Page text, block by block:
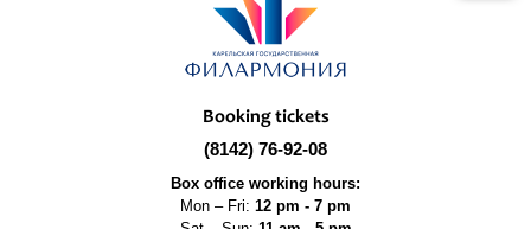
Booking tickets
(8142) 76-92-08
Box office working hours:
Mon – Fri: 12 pm - 7 pm